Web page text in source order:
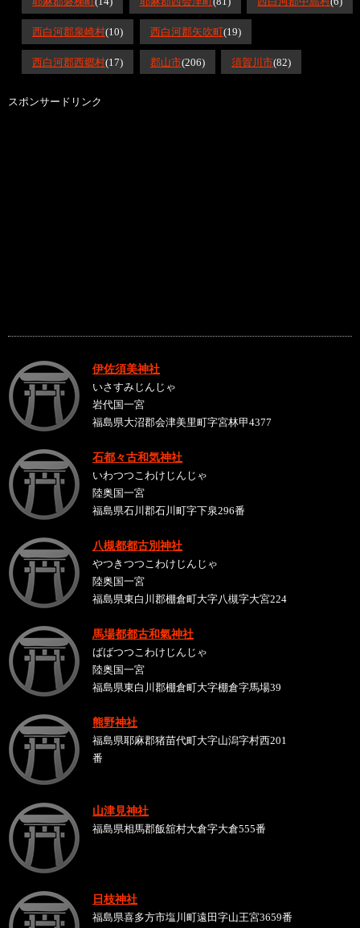
西白河郡泉崎村(10) 西白河郡矢吹町(19)
西白河郡西郷村(17) 郡山市(206) 須賀川市(82)
スポンサードリンク
伊佐須美神社
いさすみじんじゃ
岩代国一宮
福島県大沼郡会津美里町字宮林甲4377
石都々古和気神社
いわつつこわけじんじゃ
陸奥国一宮
福島県石川郡石川町字下泉296番
八槻都都古別神社
やつきつつこわけじんじゃ
陸奥国一宮
福島県東白川郡棚倉町大字八槻字大宮224
馬場都都古和氣神社
ばばつつこわけじんじゃ
陸奥国一宮
福島県東白川郡棚倉町大字棚倉字馬場39
熊野神社
福島県耶麻郡猪苗代町大字山潟字村西201
番
山津見神社
福島県相馬郡飯舘村大倉字大倉555番
日枝神社
福島県喜多方市塩川町遠田字山王宮3659番